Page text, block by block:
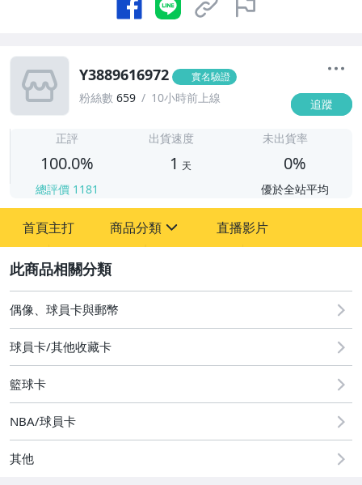
Y3889616972 實名驗證
粉絲數 659 10小時前上線 追蹤
正評
100.0%
總評價 1181
出貨速度
1 天
未出貨率
0%
優於全站平均
首頁主打 商品分類
偶像、球員卡與郵幣
直播影片
偶像、球員卡與郵幣
球員卡/其他收藏卡
籃球卡
NBA/球員卡
其他